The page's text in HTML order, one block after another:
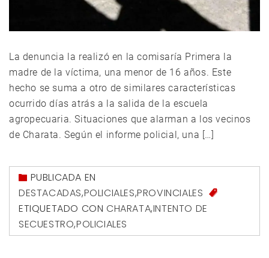
La denuncia la realizó en la comisaría Primera la
madre de la víctima, una menor de 16 años. Este
hecho se suma a otro de similares características
ocurrido días atrás a la salida de la escuela
agropecuaria. Situaciones que alarman a los vecinos
de Charata. Según el informe policial, una […]
PUBLICADA EN
DESTACADAS,POLICIALES,PROVINCIALES
ETIQUETADO CON CHARATA,INTENTO DE
SECUESTRO,POLICIALES